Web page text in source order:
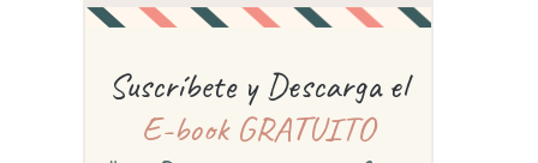
Suscríbete y Descarga el
E-book GRATUITO